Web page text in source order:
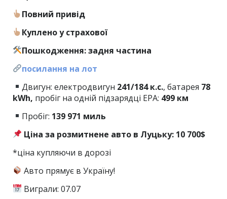
Повний привід
Куплено у страхової
Пошкодження: задня частина
посилання на лот
Двигун: електродвигун 241/184 к.с., батарея 78
kWh, пробіг на одній підзарядці EPA: 499 км
Пробіг: 139 971 миль
Ціна за розмитнене авто в Луцьку: 10 700$
*ціна купляючи в дорозі
Авто прямує в Україну!
Виграли: 07.07